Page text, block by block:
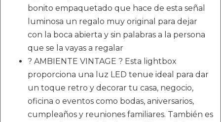
bonito empaquetado que hace de esta señal
luminosa un regalo muy original para dejar
con la boca abierta y sin palabras a la persona
que se la vayas a regalar
? AMBIENTE VINTAGE ? Esta lightbox
proporciona una luz LED tenue ideal para dar
un toque retro y decorar tu casa, negocio,
oficina o eventos como bodas, aniversarios,
cumpleaños y reuniones familiares. También es